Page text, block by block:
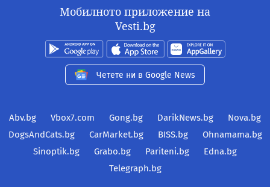
Мобилното приложение на
Vesti.bg
Четете ни в Google News
Abv.bg Vbox7.com Gong.bg DarikNews.bg
Nova.bg
DogsAndCats.bg
CarMarket.bg BISS.bg
Ohnamama.bg
Sinoptik.bg
Grabo.bg Pariteni.bg
Edna.bg
Telegraph.bg